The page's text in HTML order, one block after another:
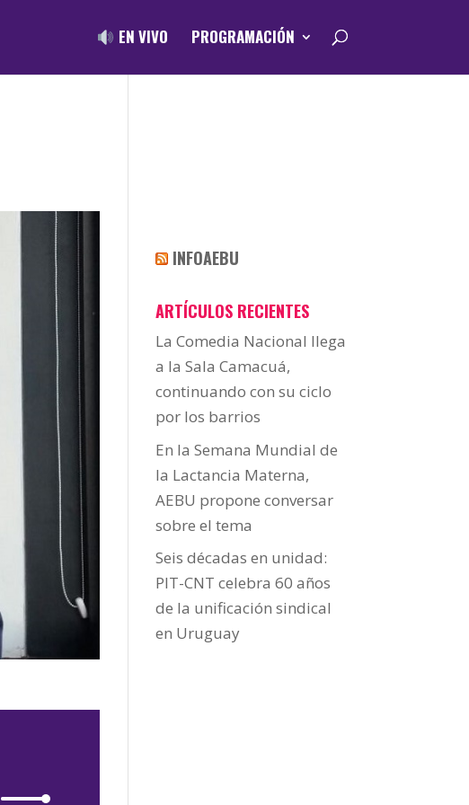
EN VIVO PROGRAMACIÓN
Utiliza
INFOAEBU
ARTÍCULOS RECIENTES
La Comedia Nacional llega
a la Sala Camacuá,
continuando con su ciclo
por los barrios
En la Semana Mundial de
la Lactancia Materna,
AEBU propone conversar
sobre el tema
Seis décadas en unidad:
PIT-CNT celebra 60 años
de la unificación sindical
en Uruguay